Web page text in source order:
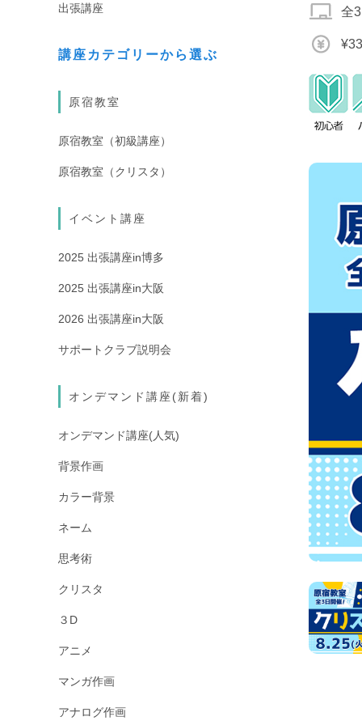
出張講座
講座カテゴリーから選ぶ
原宿教室
原宿教室（初級講座）
原宿教室（クリスタ）
イベント講座
2025 出張講座in博多
2025 出張講座in大阪
2026 出張講座in大阪
サポートクラブ説明会
オンデマンド講座(新着)
オンデマンド講座(人気)
背景作画
カラー背景
ネーム
思考術
クリスタ
３D
アニメ
マンガ作画
アナログ作画
全